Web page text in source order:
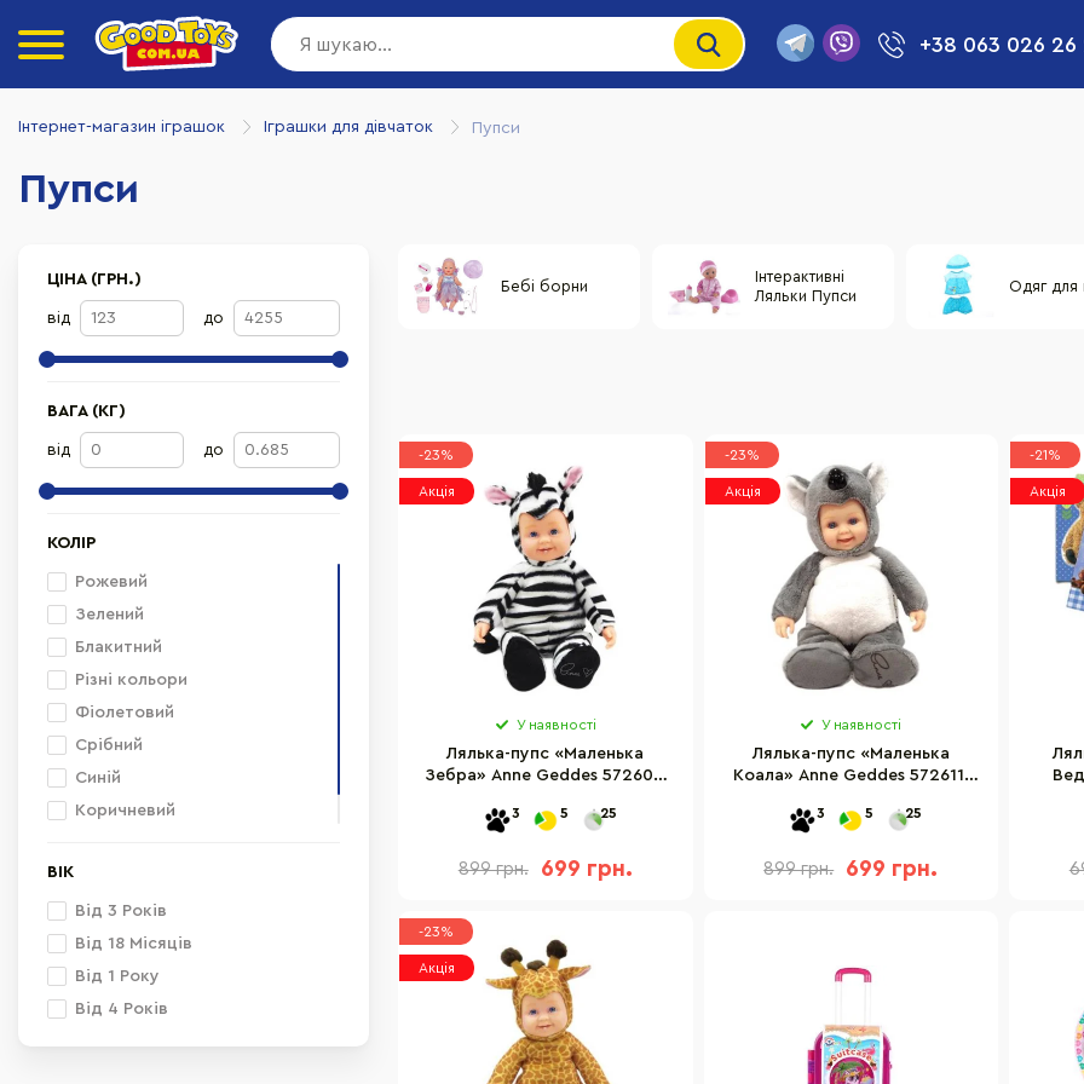
+38 063 026 26
Інтернет-магазин іграшок Іграшки для дівчаток Пупси
Пупси
ЦІНА (ГРН.)
від до
ВАГА (КГ)
від до
КОЛІР
Рожевий
Зелений
Блакитний
Різні кольори
Фіолетовий
Срібний
Синій
Коричневий
ВІК
Від 3 Років
Від 18 Місяців
Від 1 Року
Від 4 Років
Бебі борни
Інтерактивні
Ляльки Пупси
Одяг для
-23%
Акція
У наявності
Лялька-пупс «Маленька
Зебра» Anne Geddes 572609,
3 5 25
899 грн. 699 грн.
-23%
Акція
У наявності
Лялька-пупс «Маленька
Коала» Anne Geddes 572611,
3 5 25
899 грн. 699 грн.
-21%
Акція
-23%
Акція